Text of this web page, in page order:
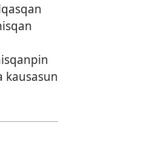
kausasun